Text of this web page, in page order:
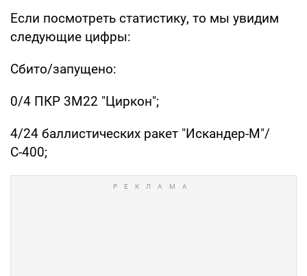
Если посмотреть статистику, то мы увидим
следующие цифры:
Сбито/запущено:
0/4 ПКР 3М22 "Циркон";
4/24 баллистических ракет "Искандер-М"/
С-400;